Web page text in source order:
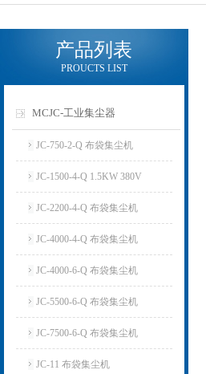
产品列表
PROUCTS LIST
MCJC-工业集尘器
JC-750-2-Q 布袋集尘机
JC-1500-4-Q 1.5KW 380V
JC-2200-4-Q 布袋集尘机
JC-4000-4-Q 布袋集尘机
JC-4000-6-Q 布袋集尘机
JC-5500-6-Q 布袋集尘机
JC-7500-6-Q 布袋集尘机
JC-11 布袋集尘机